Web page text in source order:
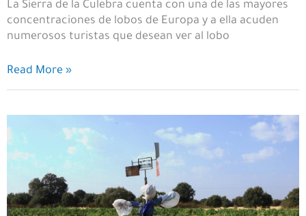
La Sierra de la Culebra cuenta con una de las mayores
concentraciones de lobos de Europa y a ella acuden
numerosos turistas que desean ver al lobo
La
Sierra
la
el
turismo
lobero
Read More »